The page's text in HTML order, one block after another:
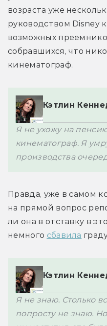
возраста уже
руководством Disney
возможных
собравшихся, что
кинематограф.
Кэтлин
Я не ухожу на
кинематограф. Я
производства
Правда, уже в самом
на прямой вопрос
ли она в отставку в
немного сбавила
Кэтлин
Я не знаю. Столько
попросту не знаю.